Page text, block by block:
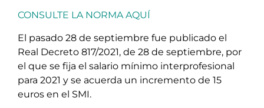
CONSULTE LA NORMA AQUÍ
El pasado 28 de septiembre fue publicado el
Real Decreto 817/2021, de 28 de septiembre, por
el que se fija el salario mínimo interprofesional
para 2021 y se acuerda un incremento de 15
euros en el SMI.